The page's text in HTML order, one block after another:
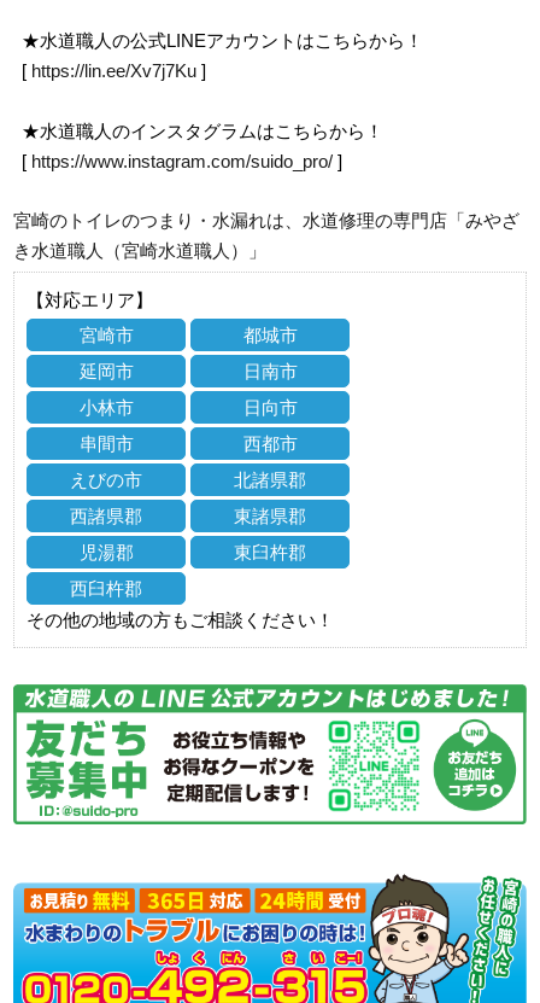
★水道職人の公式LINEアカウントはこちらから！
[ https://lin.ee/Xv7j7Ku ]
★水道職人のインスタグラムはこちらから！
[ https://www.instagram.com/suido_pro/ ]
宮崎のトイレのつまり・水漏れは、水道修理の専門店「みやざ
き水道職人（宮崎水道職人）」
【対応エリア】
宮崎市
都城市
延岡市
日南市
小林市
日向市
串間市
西都市
えびの市
北諸県郡
西諸県郡
東諸県郡
児湯郡
東臼杵郡
西臼杵郡
その他の地域の方もご相談ください！